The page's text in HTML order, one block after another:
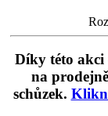
Díky této
na
schůzek.